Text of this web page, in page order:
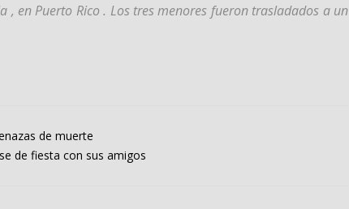
, en Puerto Rico . Los tres menores fueron trasladados a un
de muerte
de fiesta con sus amigos